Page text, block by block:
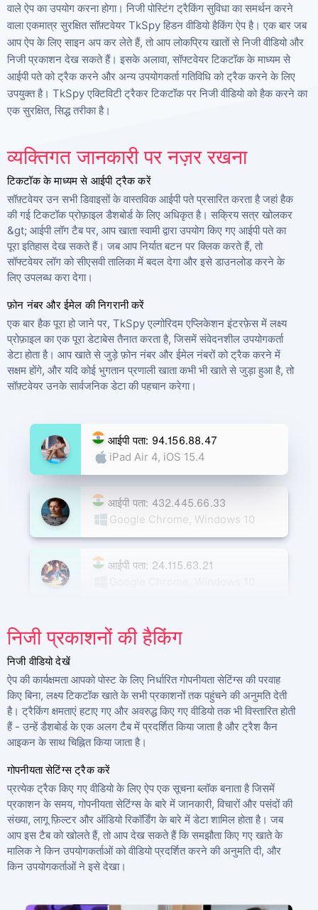
वाले ऐप का उपयोग करना होगा। निजी पोस्टिंग ट्रैकिंग सुविधा का समर्थन करने
वाला एकमात्र सुरक्षित सॉफ़्टवेयर TkSpy हिडन वीडियो हैकिंग ऐप है। एक बार जब
आप ऐप के लिए साइन अप कर लेते हैं, तो आप लोकप्रिय खातों से निजी वीडियो और
निजी प्रकाशन देख सकते हैं। इसके अलावा, सॉफ्टवेयर टिकटॉक के माध्यम से
आईपी पते को ट्रैक करने और अन्य उपयोगकर्ता गतिविधि को ट्रैक करने के लिए
उपयुक्त है। TkSpy एक्टिविटी ट्रैकर टिकटॉक पर निजी वीडियो को हैक करने का
एक सुरक्षित, सिद्ध तरीका है।
व्यक्तिगत जानकारी पर नज़र रखना
टिकटॉक के माध्यम से आईपी ट्रैक करें
सॉफ़्टवेयर उन सभी डिवाइसों के वास्तविक आईपी पते प्रसारित करता है जहां हैक
की गई टिकटॉक प्रोफ़ाइल डैशबोर्ड के लिए अधिकृत है। सक्रिय सत्र खोलकर
&gt; आईपी लॉग टैब पर, आप खाता स्वामी द्वारा उपयोग किए गए आईपी पते का
पूरा इतिहास देख सकते हैं। जब आप निर्यात बटन पर क्लिक करते हैं, तो
सॉफ्टवेयर लॉग को सीएसवी तालिका में बदल देगा और इसे डाउनलोड करने के
लिए उपलब्ध करा देगा।
फ़ोन नंबर और ईमेल की निगरानी करें
एक बार हैक पूरा हो जाने पर, TkSpy एल्गोरिदम एप्लिकेशन इंटरफ़ेस में लक्ष्य
प्रोफ़ाइल का एक पूरा डेटाबेस तैनात करता है, जिसमें संवेदनशील उपयोगकर्ता
डेटा होता है। आप खाते से जुड़े फ़ोन नंबर और ईमेल नंबरों को ट्रैक करने में
सक्षम होंगे, और यदि कोई भुगतान प्रणाली खाता कभी भी खाते से जुड़ा हुआ है, तो
सॉफ़्टवेयर उनके सार्वजनिक डेटा की पहचान करेगा।
मॉस्को 125009, गजटनी प्रति। 9, बिल्डिंग 5
15 दिन पहले
आईपी पता: 432.445.66.33
Google Chrome, Windows 10
आईपी पता: 24.115.63.21
आईपी पता: 94.156.88.47
iPad Air 4, iOS 15.4
निजी प्रकाशनों की हैकिंग
निजी वीडियो देखें
ऐप की कार्यक्षमता आपको पोस्ट के लिए निर्धारित गोपनीयता सेटिंग्स की परवाह
किए बिना, लक्ष्य टिकटॉक खाते के सभी प्रकाशनों तक पहुंचने की अनुमति देती
है। ट्रैकिंग क्षमताएं हटाए गए और अवरुद्ध किए गए वीडियो तक भी विस्तारित होती
हैं - उन्हें डैशबोर्ड के एक अलग टैब में प्रदर्शित किया जाता है और ट्रैश कैन
आइकन के साथ चिह्नित किया जाता है।
गोपनीयता सेटिंग्स ट्रैक करें
प्रत्येक ट्रैक किए गए वीडियो के लिए ऐप एक सूचना ब्लॉक बनाता है जिसमें
प्रकाशन के समय, गोपनीयता सेटिंग्स के बारे में जानकारी, विचारों और पसंदों की
संख्या, लागू फ़िल्टर और ऑडियो रिकॉर्डिंग के बारे में डेटा शामिल होता है। जब
आप इस टैब को खोलते हैं, तो आप देख सकते हैं कि समझौता किए गए खाते के
मालिक ने किन उपयोगकर्ताओं को वीडियो प्रदर्शित करने की अनुमति दी, और
किन उपयोगकर्ताओं ने इसे देखा।